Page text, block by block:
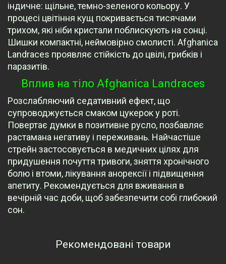
індичне: щільне, темно-зеленого кольору. У
процесі цвітіння кущ покривається тисячами
трихом, які ніби кристали поблискують на сонці.
Шишки компактні, неймовірно смолисті. Afghanica
Landraces проявляє стійкість до цвілі, грибків і
паразитів.
Вплив на тіло Afghanica Landraces
Розслабляючий седативний ефект, що
супроводжується смаком цукерок у роті.
Повертає думки в позитивне русло, позбавляє
растамана негативу і переживань. Найчастіше
стрейн застосовується в медичних цілях для
придушення почуття тривоги, зняття хронічного
болю і втоми, лікування анорексії і підвищення
апетиту. Рекомендується для вживання в
вечірній час доби, щоб забезпечити собі глибокий
сон.
Рекомендовані товари